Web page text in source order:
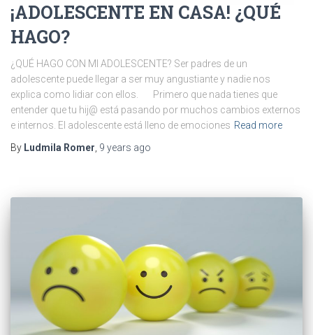
¡ADOLESCENTE EN CASA! ¿QUÉ
HAGO?
¿QUÉ HAGO CON MI ADOLESCENTE? Ser padres de un
adolescente puede llegar a ser muy angustiante y nadie nos
explica como lidiar con ellos. Primero que nada tienes que
entender que tu hij@ está pasando por muchos cambios externos
e internos. El adolescente está lleno de emociones Read more
By Ludmila Romer, 9 years ago